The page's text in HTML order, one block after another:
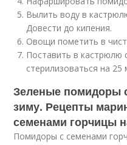
Вылить воду в
Довести до кипения.
Овощи пометить в
Поставить в кастрюлю
стерилизоваться на 25
Зеленые помидоры
зиму. Рецепты
семенами горчицы
Помидоры с семенами